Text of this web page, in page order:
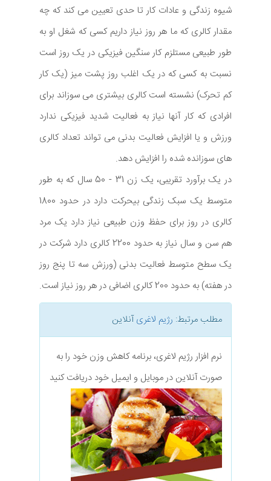
شیوه زندگی و عادات کار تا حدی تعیین می کند که چه
مقدار کالری که ما هر روز نیاز داریم کسی که شغل او به
طور طبیعی مستلزم کار سنگین فیزیکی در یک روز است
نسبت به کسی که در یک اغلب روز پشت میز (یک کار
کم تحرک) نشسته است کالری بیشتری می سوزاند برای
افرادی که کار آنها نیاز به فعالیت شدید فیزیکی ندارد
ورزش و یا افزایش فعالیت بدنی می تواند تعداد کالری
های سوزانده شده را افزایش دهد.
در یک برآورد تقریبی، یک زن 31 - 50 سال که به طور
متوسط یک سبک زندگی بیحرکت دارد در حدود 1800
کالری در روز برای حفظ وزن طبیعی نیاز دارد یک مرد
هم سن و سال نیاز به حدود 2200 کالری دارد شرکت در
یک سطح متوسط فعالیت بدنی (ورزش سه تا پنج روز
در هفته) به حدود 200 کالری اضافی در هر روز نیاز است.
مطلب مرتبط: رژیم لاغریآنلاین
نرم افزار رژیم لاغری، برنامه کاهش وزن خود را به
صورت آنلاین در موبایل و ایمیل خود دریافت کنید